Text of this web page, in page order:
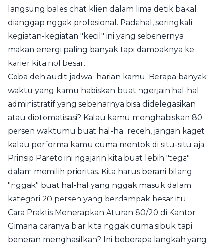
langsung bales chat klien dalam lima detik bakal
dianggap nggak profesional. Padahal, seringkali
kegiatan-kegiatan "kecil" ini yang sebenernya
makan energi paling banyak tapi dampaknya ke
karier kita nol besar.
Coba deh audit jadwal harian kamu. Berapa banyak
waktu yang kamu habiskan buat ngerjain hal-hal
administratif yang sebenarnya bisa didelegasikan
atau diotomatisasi? Kalau kamu menghabiskan 80
persen waktumu buat hal-hal receh, jangan kaget
kalau performa kamu cuma mentok di situ-situ aja.
Prinsip Pareto ini ngajarin kita buat lebih "tega"
dalam memilih prioritas. Kita harus berani bilang
"nggak" buat hal-hal yang nggak masuk dalam
kategori 20 persen yang berdampak besar itu.
Cara Praktis Menerapkan Aturan 80/20 di Kantor
Gimana caranya biar kita nggak cuma sibuk tapi
beneran menghasilkan? Ini beberapa langkah yang